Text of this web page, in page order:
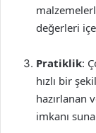
değerleri
Pratiklik:
hızlı bir
hazırlanan
imkanı